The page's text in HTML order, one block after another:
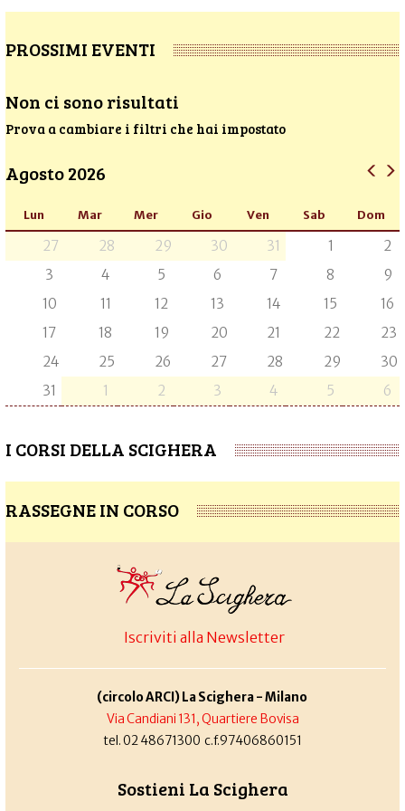
PROSSIMI EVENTI
Non ci sono risultati
Prova a cambiare i filtri che hai impostato
Agosto 2026
Lun Mar Mer Gio Ven Sab Dom
27 28 29 30 31 1
2
3
4 5 6 7 8
9
10
11 12 13 14 15
16
17
18 19 20 21 22
23
24
25 26 27 28 29
30
31
1 2 3 4 5 6
I CORSI DELLA SCIGHERA
RASSEGNE IN CORSO
Iscriviti alla Newsletter
(circolo ARCI) La Scighera - Milano
Via Candiani 131, Quartiere Bovisa
tel. 02 48671300 c.f.97406860151
Sostieni La Scighera